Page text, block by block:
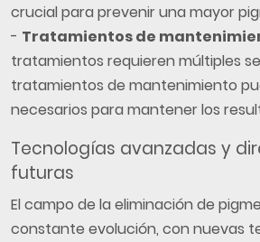
crucial para prevenir una mayor
- Tratamientos de
tratamientos requieren múltiples
tratamientos de mantenimiento
necesarios para mantener los
Tecnologías avanzadas y
futuras
El campo de la eliminación de
constante evolución, con nuevas